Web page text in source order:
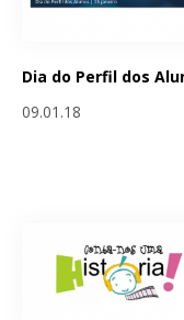
Dia do Perfil dos
09.01.18